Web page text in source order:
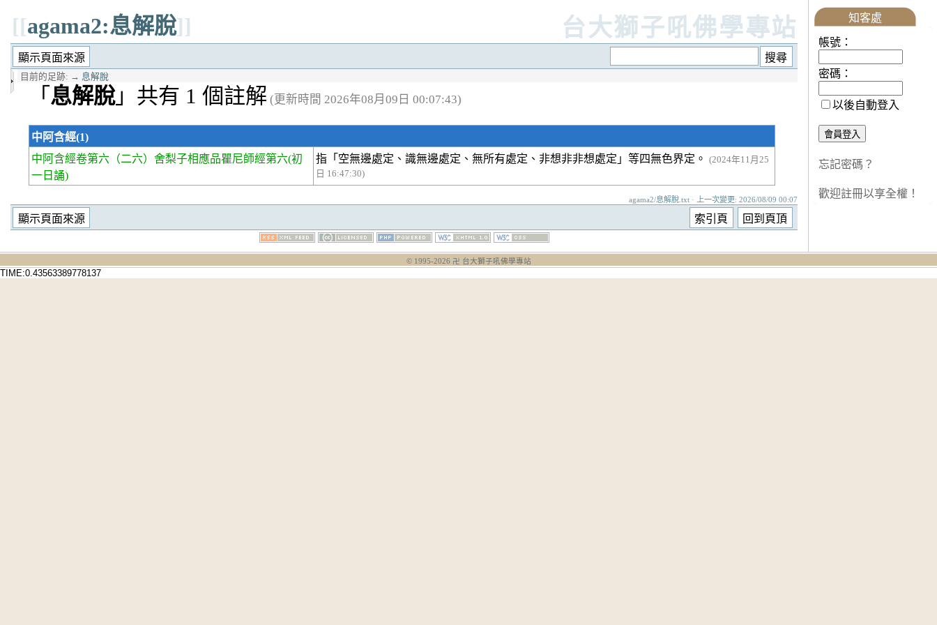
[[agama2:息解脫]] 台大獅子吼佛學專站
目前的足跡: → 息解脫
「 息解脫」共有 1 個註解 (更新時間 2026年08月09日 00:07:43)
中阿含經(1)
中阿含經卷第六 （二六）舍梨子相應品瞿尼師經第六(初
一日誦)
指「空無邊處定、識無邊處定、無所有處定、非想非非想處定」等四無色界定。
(2024年11月25
日 16:47:30)
agama2/息解脫.txt · 上一次變更: 2026/08/09 00:07
知客處
帳號：
密碼：
以後自動登入
忘記密碼？
歡迎註冊以享全權！
© 1995-2026 卍 台大獅子吼佛學專站
TIME:0.43563389778137